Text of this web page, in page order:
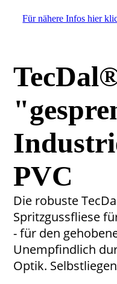
Für nähere Infos hier
PVC
Die robuste
Spritzgussfliese
- für den
Unempfindlich
Optik.